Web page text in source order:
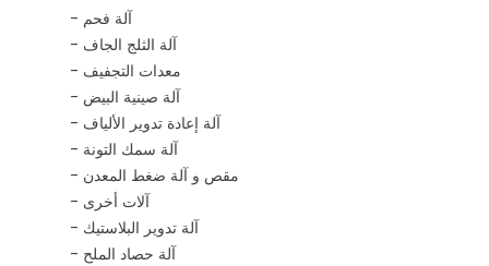
آلة فحم
آلة الثلج الجاف
معدات التجفيف
آلة صينية البيض
آلة إعادة تدوير الألياف
آلة سمك التونة
مقص و آلة ضغط المعدن
آلات أخرى
آلة تدوير البلاستيك
آلة حصاد الملح